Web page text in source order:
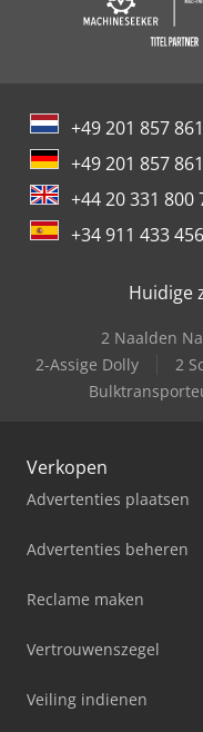
+49 201 857
+49 201 857
+44 20 331 800
+34 911 433 456
Huidige
2 Naalden
2-Assige Dolly
2
Verkopen
Advertenties plaatsen
Advertenties beheren
Reclame maken
Vertrouwenszegel
Veiling indienen